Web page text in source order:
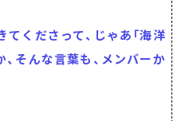
くださって、じゃあ「海洋
そんな言葉も、メンバーか